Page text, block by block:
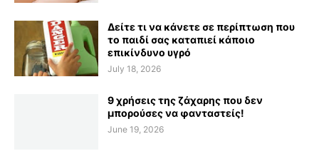
Δείτε τι να κάνετε σε περίπτωση που
το παιδί σας καταπιεί κάποιο
επικίνδυνο υγρό
July 18, 2026
9 χρήσεις της ζάχαρης που δεν
μπορούσες να φανταστείς!
June 19, 2026